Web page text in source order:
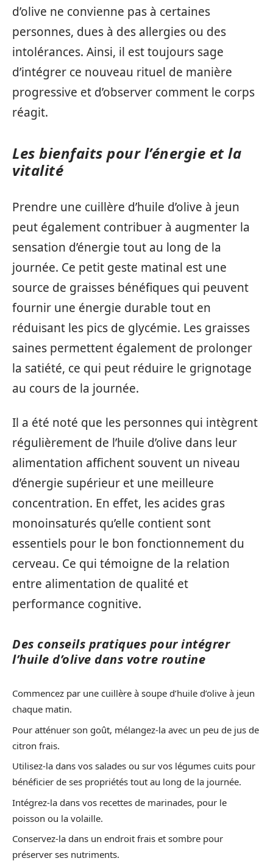
d’olive ne convienne pas à certaines
personnes, dues à des allergies ou des
intolérances. Ainsi, il est toujours sage
d’intégrer ce nouveau rituel de manière
progressive et d’observer comment le corps
réagit.
Les bienfaits pour l’énergie et la
vitalité
Prendre une cuillère d’huile d’olive à jeun
peut également contribuer à augmenter la
sensation d’énergie tout au long de la
journée. Ce petit geste matinal est une
source de graisses bénéfiques qui peuvent
fournir une énergie durable tout en
réduisant les pics de glycémie. Les graisses
saines permettent également de prolonger
la satiété, ce qui peut réduire le grignotage
au cours de la journée.
Il a été noté que les personnes qui intègrent
régulièrement de l’huile d’olive dans leur
alimentation affichent souvent un niveau
d’énergie supérieur et une meilleure
concentration. En effet, les acides gras
monoinsaturés qu’elle contient sont
essentiels pour le bon fonctionnement du
cerveau. Ce qui témoigne de la relation
entre alimentation de qualité et
performance cognitive.
Des conseils pratiques pour intégrer
l’huile d’olive dans votre routine
Commencez par une cuillère à soupe d’huile d’olive à jeun
chaque matin.
Pour atténuer son goût, mélangez-la avec un peu de jus de
citron frais.
Utilisez-la dans vos salades ou sur vos légumes cuits pour
bénéficier de ses propriétés tout au long de la journée.
Intégrez-la dans vos recettes de marinades, pour le
poisson ou la volaille.
Conservez-la dans un endroit frais et sombre pour
préserver ses nutriments.